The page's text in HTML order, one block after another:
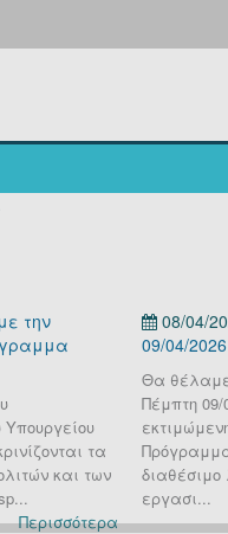
την
τα
και των
Περισσότερα
08/04/
09/04/2026
Θα
Πέμπτη 09/
εργασι...